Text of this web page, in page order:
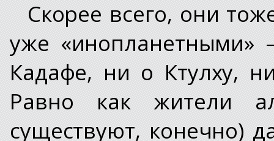
Скорее всего, они
уже
Кадафе, ни о Ктулху,
Равно как жители
существуют, конечно)